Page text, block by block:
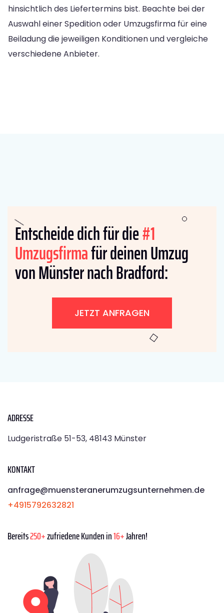
hinsichtlich des Liefertermins bist. Beachte bei der
Auswahl einer Spedition oder Umzugsfirma für eine
Beiladung die jeweiligen Konditionen und vergleiche
verschiedene Anbieter.
Entscheide dich für die#1
Umzugsfirmafür deinen Umzug
von Münster nach Bradford:
JETZT ANFRAGEN
ADRESSE
Ludgeristraße 51-53, 48143 Münster
KONTAKT
anfrage@muensteranerumzugsunternehmen.de
+4915792632821
Bereits250+zufriedene Kunden in16+Jahren!